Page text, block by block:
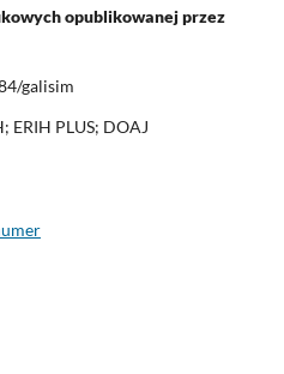
opublikowanej przez
galisim
ERIH PLUS; DOAJ